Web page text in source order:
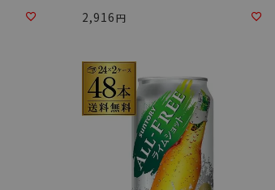
2,916